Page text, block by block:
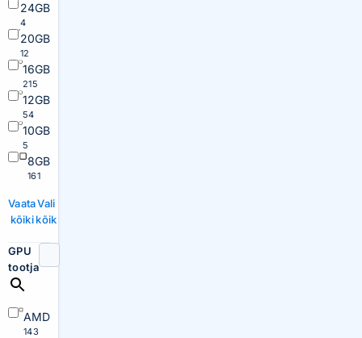
24GB
4
20GB
12
16GB
215
12GB
54
10GB
5
8GB
161
Vaata
kõiki
Vali
kõik
GPU
tootja
AMD
143